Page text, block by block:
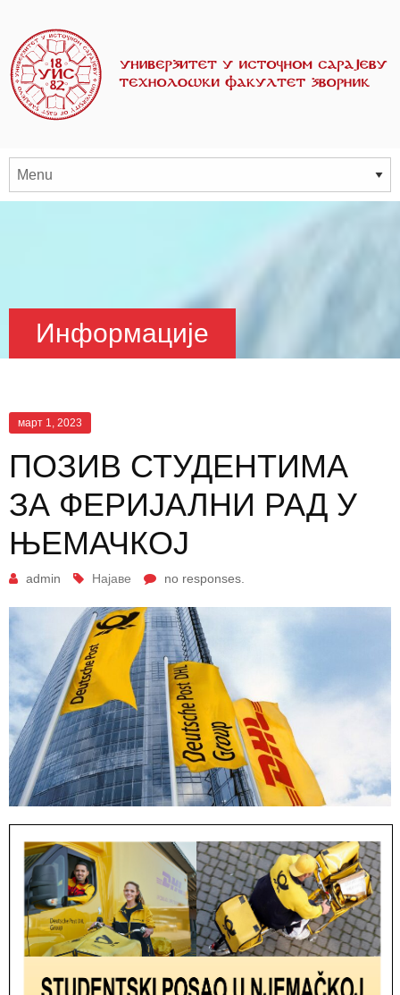
Информације
март 1, 2023
ПОЗИВ СТУДЕНТИМА
ЗА ФЕРИЈАЛНИ РАД У
ЊЕМАЧКОЈ
admin Најаве no responses.